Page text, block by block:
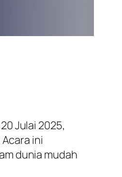
Julai 2025,
ini
dunia mudah